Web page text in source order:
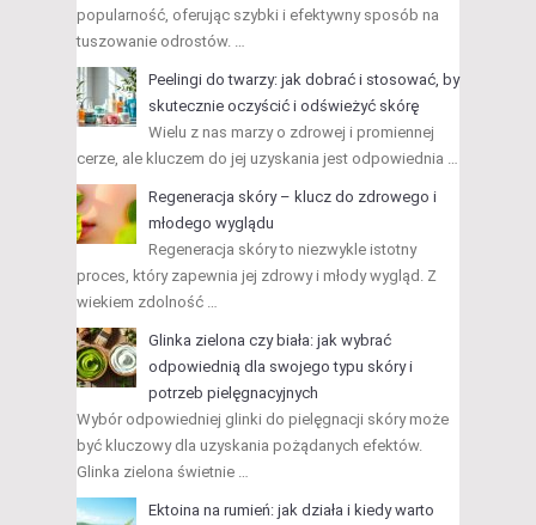
popularność, oferując szybki i efektywny sposób na
tuszowanie odrostów. …
Peelingi do twarzy: jak dobrać i stosować, by
skutecznie oczyścić i odświeżyć skórę
Wielu z nas marzy o zdrowej i promiennej
cerze, ale kluczem do jej uzyskania jest odpowiednia …
Regeneracja skóry – klucz do zdrowego i
młodego wyglądu
Regeneracja skóry to niezwykle istotny
proces, który zapewnia jej zdrowy i młody wygląd. Z
wiekiem zdolność …
Glinka zielona czy biała: jak wybrać
odpowiednią dla swojego typu skóry i
potrzeb pielęgnacyjnych
Wybór odpowiedniej glinki do pielęgnacji skóry może
być kluczowy dla uzyskania pożądanych efektów.
Glinka zielona świetnie …
Ektoina na rumień: jak działa i kiedy warto